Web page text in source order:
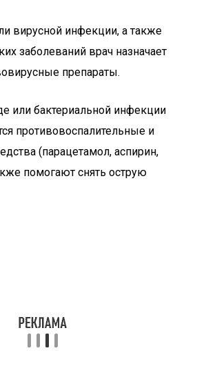
вирусной инфекции, а также
заболеваний врач назначает
препараты.
или бактериальной инфекции
противовоспалительные и
(парацетамол, аспирин,
помогают снять острую